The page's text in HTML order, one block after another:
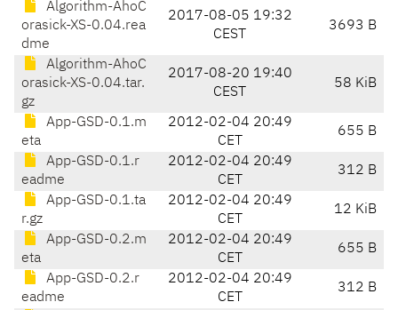
Algorithm-AhoC
orasick-XS-0.04.rea
dme
2017-08-05 19:32
CEST
3693 B
Algorithm-AhoC
orasick-XS-0.04.tar.
gz
2017-08-20 19:40
CEST
58 KiB
App-GSD-0.1.m
eta
2012-02-04 20:49
CET
655 B
App-GSD-0.1.r
eadme
2012-02-04 20:49
CET
312 B
App-GSD-0.1.ta
r.gz
2012-02-04 20:49
CET
12 KiB
App-GSD-0.2.m
eta
2012-02-04 20:49
CET
655 B
App-GSD-0.2.r
eadme
2012-02-04 20:49
CET
312 B